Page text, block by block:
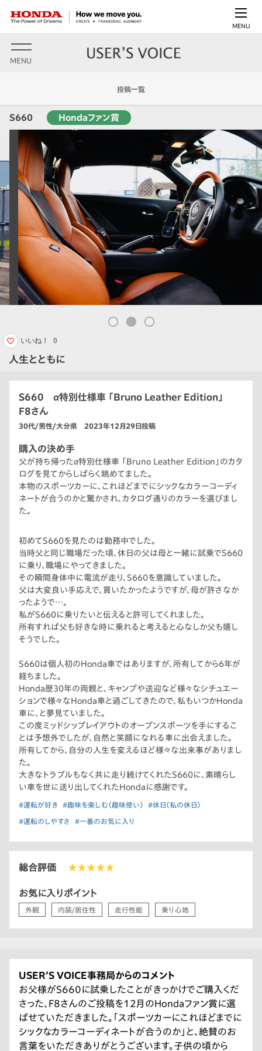
MENU
MENU
投稿一覧
S660 Hondaファン賞
人生とともに
いいね！ 0
S660 α特別仕様車 「Bruno Leather Edition」
F8さん
30代/男性/大分県 2023年12月29日投稿
購入の決め手
父が持ち帰ったα特別仕様車 「Bruno Leather Edition」のカタ
ログを見てからしばらく眺めてました。
本物のスポーツカーに、これほどまでにシックなカラーコーディ
ネートが合うのかと驚かされ、カタログ通りのカラーを選びまし
た。
初めてS660を見たのは勤務中でした。
当時父と同じ職場だった頃、休日の父は母と一緒に試乗でS660
に乗り、職場にやってきました。
その瞬間身体中に電流が走り、S660を意識していました。
父は大変良い手応えで、買いたかったようですが、母が許さなか
ったようで…。
私がS660に乗りたいと伝えると許可してくれました。
所有すれば父も好きな時に乗れると考えると心なしか父も嬉し
そうでした。
S660は個人初のHonda車ではありますが、所有してから6年が
経ちました。
Honda歴30年の両親と、キャンプや送迎など様々なシチュエー
ションで様々なHonda車と過ごしてきたので、私もいつかHonda
車に、と夢見ていました。
この度ミッドシップレイアウトのオープンスポーツを手にするこ
とは予想外でしたが、自然と笑顔になれる車に出会えました。
所有してから、自分の人生を変えるほど様々な出来事がありまし
た。
大きなトラブルもなく共に走り続けてくれたS660に、素晴らし
い車を世に送り出してくれたHondaに感謝です。
#運転が好き #趣味を楽しむ（趣味使い） #休日（私の休日）
#運転のしやすさ #一番のお気に入り
総合評価 ★★★★★
お気に入りポイント
外観 内装/居住性 走行性能 乗り心地
USER’S VOICE事務局からのコメント
お父様がS660に試乗したことがきっかけでご購入くだ
さった、F8さんのご投稿を12月のHondaファン賞に選
ばせていただきました。「スポーツカーにこれほどまでに
シックなカラーコーディネートが合うのか」と、絶賛のお
言葉をいただきありがとうございます。子供の頃から